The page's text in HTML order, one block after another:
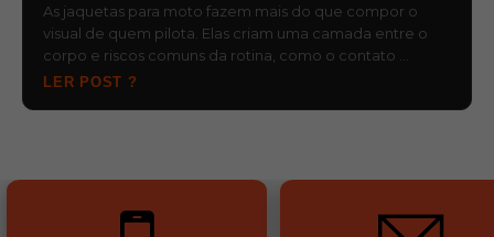
As jaquetas para moto fazem mais do que compor o
visual de quem pilota. Elas criam uma camada entre o
corpo e riscos comuns da rotina, como o contato …
LER POST ?